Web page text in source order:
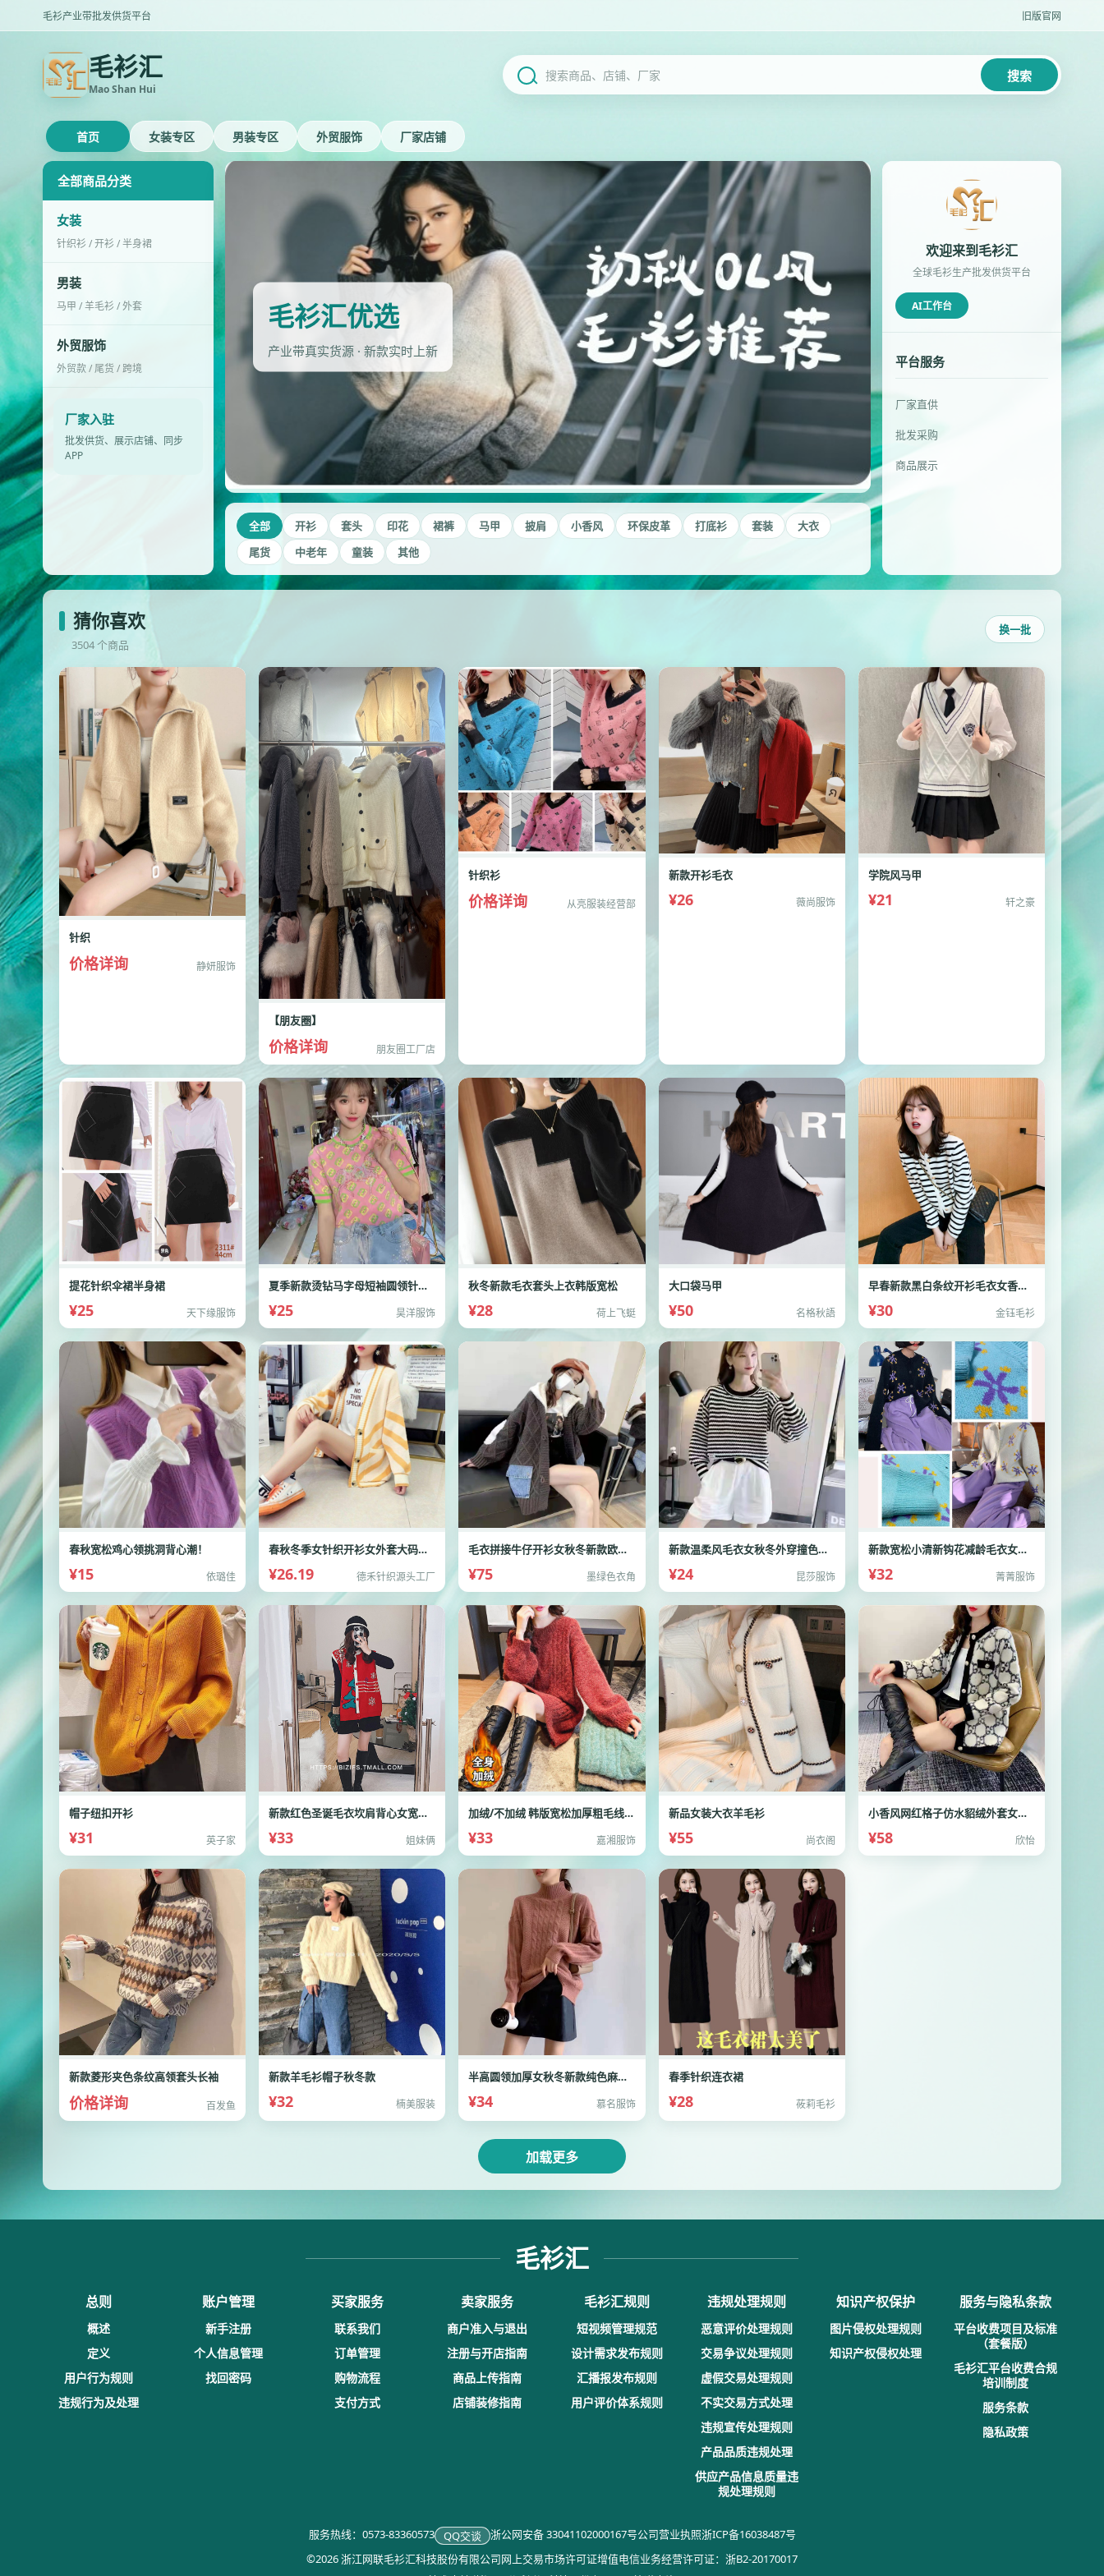
毛衫产业带批发供货平台 旧版官网
毛衫汇
Mao Shan Hui
搜索
首页 女装专区 男装专区 外贸服饰 厂家店铺
全部商品分类
女装
针织衫 / 开衫 / 半身裙
男装
马甲 / 羊毛衫 / 外套
外贸服饰
外贸款 / 尾货 / 跨境
厂家入驻
批发供货、展示店铺、同步
APP
毛衫汇优选
产业带真实货源 · 新款实时上新
全部 开衫 套头 印花 裙裤 马甲 披肩 小香风 环保皮革 打底衫 套装
大衣
尾货
中老年 童装 其他
欢迎来到毛衫汇
全球毛衫生产批发供货平台
AI工作台
平台服务
厂家直供
批发采购
商品展示
猜你喜欢
3504 个商品
换一批
针织
价格详询 静妍服饰
【朋友圈】
价格详询 朋友圈工厂店
针织衫
价格详询 从亮服装经营部
新款开衫毛衣
¥26 薇尚服饰
学院风马甲
¥21 轩之豪
提花针织伞裙半身裙
¥25 天下缘服饰
夏季新款烫钻马字母短袖圆领针织衫
¥25 昊洋服饰
秋冬新款毛衣套头上衣韩版宽松
¥28 荷上飞蜓
大口袋马甲
¥50 名格秋語
早春新款黑白条纹开衫毛衣女香风外套设
¥30 金钰毛衫
春秋宽松鸡心领挑洞背心潮！
¥15 依璐佳
春秋冬季女针织开衫女外套大码宽松毛衣外穿学院
¥26.19 德禾针织源头工厂
毛衣拼接牛仔开衫女秋冬新款欧洲站重工烫钻
¥75 墨绿色衣角
新款温柔风毛衣女秋冬外穿撞色条纹上衣
¥24 昆莎服饰
新款宽松小清新钩花减龄毛衣女外套秋季时尚显瘦
¥32 菁菁服饰
帽子纽扣开衫
¥31 英子家
新款红色圣诞毛衣坎肩背心女宽松雪花无袖单排扣针
¥33 姐妹俩
加绒/不加绒 韩版宽松加厚粗毛线毛衣女套头网
¥33 嘉湘服饰
新品女装大衣羊毛衫
¥55 尚衣阁
小香风网红格子仿水貂绒外套女百搭短款上衣针织开
¥58 欣怡
新款菱形夹色条纹高领套头长袖
价格详询 百发鱼
新款羊毛衫帽子秋冬款
¥32 楠美服装
半高圆领加厚女秋冬新款纯色麻花羊毛宽松套头针织毛
¥34 慕名服饰
春季针织连衣裙
¥28 莜莉毛衫
加载更多
毛衫汇
总则
概述
定义
用户行为规则
违规行为及处理
账户管理
新手注册
个人信息管理
找回密码
买家服务
联系我们
订单管理
购物流程
支付方式
卖家服务
商户准入与退出
注册与开店指南
商品上传指南
店铺装修指南
毛衫汇规则
短视频管理规范
设计需求发布规则
汇播报发布规则
用户评价体系规则
违规处理规则
恶意评价处理规则
交易争议处理规则
虚假交易处理规则
不实交易方式处理
违规宣传处理规则
产品品质违规处理
供应产品信息质量违
规处理规则
知识产权保护
图片侵权处理规则
知识产权侵权处理
服务与隐私条款
平台收费项目及标准
（套餐版）
毛衫汇平台收费合规
培训制度
服务条款
隐私政策
服务热线：0573-83360573 QQ交谈 浙公网安备 33041102000167号公司营业执照浙ICP备16038487号
©2026 浙江网联毛衫汇科技股份有限公司网上交易市场许可证增值电信业务经营许可证：浙B2-20170017